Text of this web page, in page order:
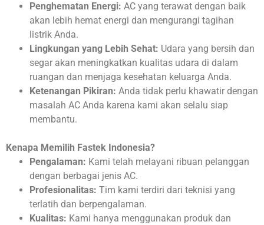
Penghematan Energi: AC yang terawat dengan baik
akan lebih hemat energi dan mengurangi tagihan
listrik Anda.
Lingkungan yang Lebih Sehat: Udara yang bersih dan
segar akan meningkatkan kualitas udara di dalam
ruangan dan menjaga kesehatan keluarga Anda.
Ketenangan Pikiran: Anda tidak perlu khawatir dengan
masalah AC Anda karena kami akan selalu siap
membantu.
Kenapa Memilih Fastek Indonesia?
Pengalaman: Kami telah melayani ribuan pelanggan
dengan berbagai jenis AC.
Profesionalitas: Tim kami terdiri dari teknisi yang
terlatih dan berpengalaman.
Kualitas: Kami hanya menggunakan produk dan